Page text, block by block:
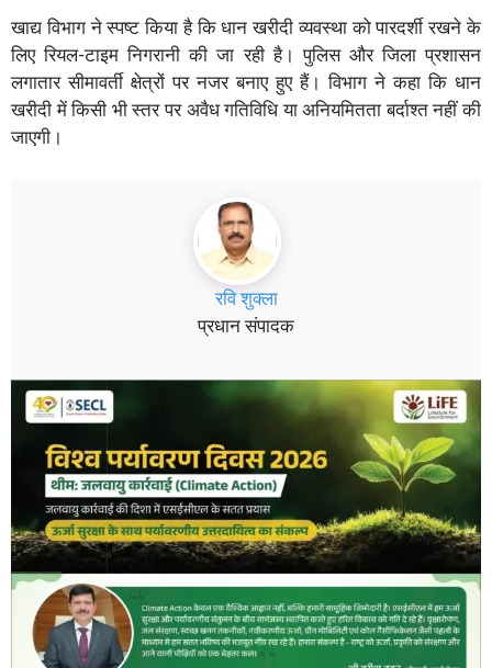
खाद्य विभाग ने स्पष्ट किया है कि धान खरीदी व्यवस्था को पारदर्शी रखने के
लिए रियल-टाइम निगरानी की जा रही है। पुलिस और जिला प्रशासन
लगातार सीमावर्ती क्षेत्रों पर नजर बनाए हुए हैं। विभाग ने कहा कि धान
खरीदी में किसी भी स्तर पर अवैध गतिविधि या अनियमितता बर्दाश्त नहीं की
जाएगी।
रवि शुक्ला
प्रधान संपादक